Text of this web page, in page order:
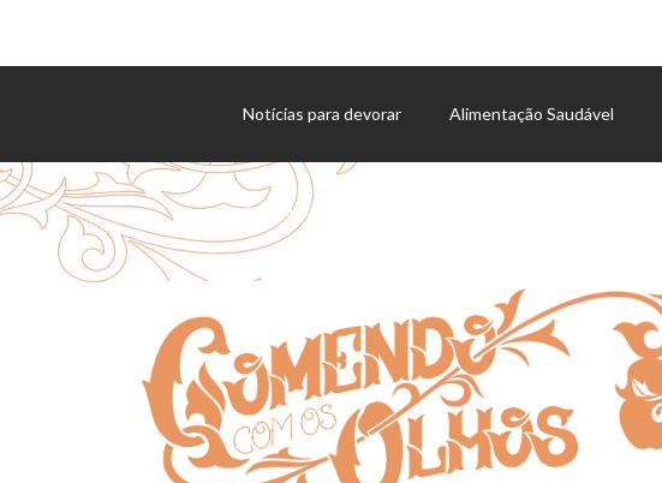
Notícias para devorar Alimentação Saudável
Agenda de eventos